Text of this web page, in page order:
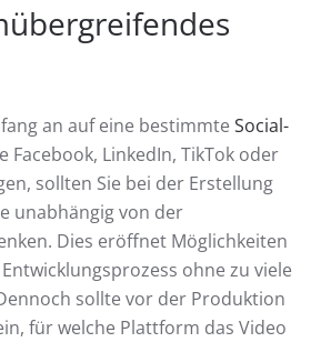
an auf eine bestimmte Social-
Facebook, LinkedIn, TikTok oder
sollten Sie bei der Erstellung
unabhängig von der
Dies eröffnet Möglichkeiten
ohne zu viele
sollte vor der Produktion
für welche Plattform das Video